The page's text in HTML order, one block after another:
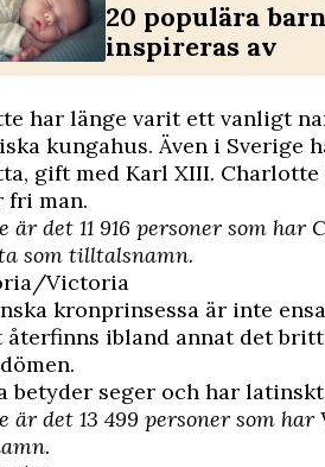
20 populära
inspireras av
har länge varit ett vanligt
kungahus. Även i Sverige
gift med Karl XIII.
fri man.
är det 11 916 personer som
som tilltalsnamn.
Victoria
kronprinsessa är inte
återfinns ibland annat det
betyder seger och har
är det 13 499 personer som